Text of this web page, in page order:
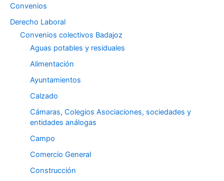
Convenios
Derecho Laboral
Convenios colectivos Badajoz
Aguas potables y residuales
Alimentación
Ayuntamientos
Calzado
Cámaras, Colegios Asociaciones, sociedades y
entidades análogas
Campo
Comercio General
Construcción